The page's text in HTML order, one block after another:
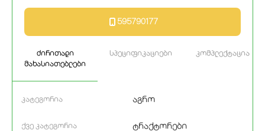
ძირითადი
მახასიათებლები
სპეციფიკაციები კომპლექტაცია
კატეგორია აგრო
ქვე კატეგორია ტრაქტორები
595790177